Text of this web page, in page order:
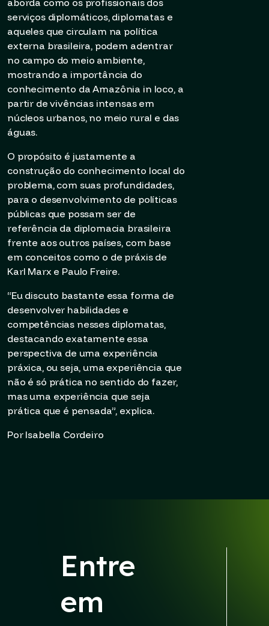
aborda como os profissionais dos
serviços diplomáticos, diplomatas e
aqueles que circulam na política
externa brasileira, podem adentrar
no campo do meio ambiente,
mostrando a importância do
conhecimento da Amazônia in loco, a
partir de vivências intensas em
núcleos urbanos, no meio rural e das
águas.
O propósito é justamente a
construção do conhecimento local do
problema, com suas profundidades,
para o desenvolvimento de políticas
públicas que possam ser de
referência da diplomacia brasileira
frente aos outros países, com base
em conceitos como o de práxis de
Karl Marx e Paulo Freire.
“Eu discuto bastante essa forma de
desenvolver habilidades e
competências nesses diplomatas,
destacando exatamente essa
perspectiva de uma experiência
práxica, ou seja, uma experiência que
não é só prática no sentido do fazer,
mas uma experiência que seja
prática que é pensada”, explica.
Por Isabella Cordeiro
Entre
em